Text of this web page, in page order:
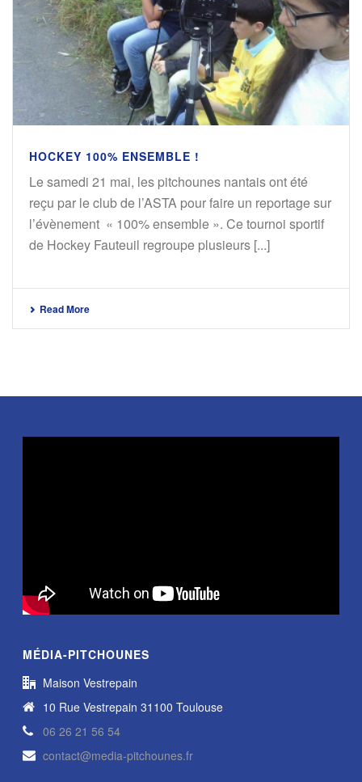
HOCKEY 100% ENSEMBLE !
Le samedi 21 mai, les pitchounes nantais ont été
reçu par le club de l’ASTA pour faire un reportage sur
l’évènement « 100% ensemble ». Ce tournoi sportif
de Hockey Fauteuil regroupe plusieurs [...]
Read More
MÉDIA-PITCHOUNES
Maison Vestrepain
10 Rue Vestrepain 31100 Toulouse
06 26 21 56 54
contact@media-pitchounes.fr